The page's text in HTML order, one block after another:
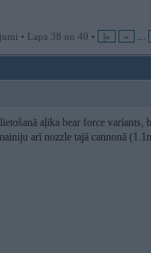
• Lapa 38 no 40 • |« «
aļika bear force variants,
arī nozzle tajā cannonā